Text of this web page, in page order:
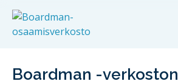
Boardman -verkoston